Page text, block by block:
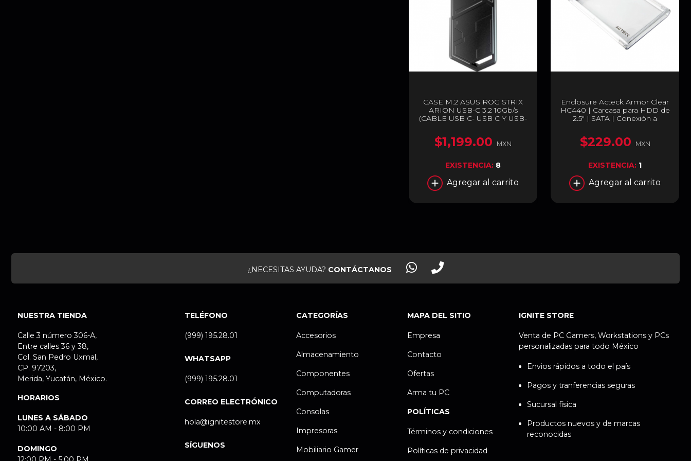
CASE M.2 ASUS ROG STRIX
ARION USB-C 3.2 10Gb/s
(CABLE USB C- USB C Y USB-
$1,199.00 MXN
EXISTENCIA: 8
Agregar al carrito
Enclosure Acteck Armor Clear
HC440 | Carcasa para HDD de
2.5" | SATA | Conexión a
Conexión a PC USB-A 3.0 | 5
Gbps | Transparente | AC-
$229.00 MXN
EXISTENCIA: 1
Agregar al carrito
¿NECESITAS AYUDA? CONTÁCTANOS
NUESTRA TIENDA
Calle 3 número 306-A,
Entre calles 36 y 38,
Col. San Pedro Uxmal,
CP. 97203,
Merida, Yucatán, México.
HORARIOS
LUNES A SÁBADO
10:00 AM - 8:00 PM
DOMINGO
TELÉFONO
(999) 195.28.01
WHATSAPP
(999) 195.28.01
CORREO ELECTRÓNICO
hola@ignitestore.mx
SÍGUENOS
CATEGORÍAS
Accesorios
Almacenamiento
Componentes
Computadoras
Consolas
Impresoras
Mobiliario Gamer
MAPA DEL SITIO
Empresa
Contacto
Ofertas
Arma tu PC
POLÍTICAS
Términos y condiciones
Políticas de privacidad
IGNITE STORE
Venta de PC Gamers, Workstations y PCs
personalizadas para todo México
Envios rápidos a todo el país
Pagos y tranferencias seguras
Sucursal física
Productos nuevos y de marcas
reconocidas